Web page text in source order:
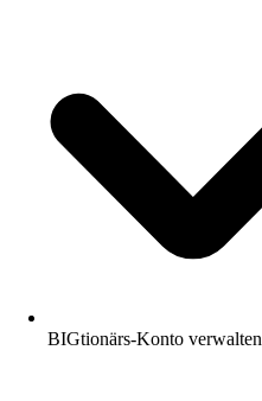
BIGtionärs-Konto verwalten